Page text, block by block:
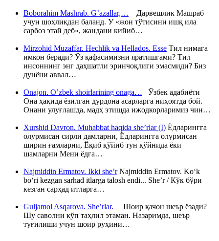
Boborahim Mashrab. G’azallar,… Дарвешлик Машраб
учун шоҳликдан баланд. У «жон тўтисини ишқ ила
сарбоз этай деб», жандани кийиб…
Mirzohid Muzaffar. Hechlik va Hellados. Esse Тил нимага
имкон беради? Ўз қафасимизни яратишгами? Тил
инсоннинг энг даҳшатли эринчоқлиги эмасмиди? Биз
дунёни аввал…
Onajon. O’zbek shoirlarining onaga… Ўзбек адабиёти
Она ҳақида ёзилган дурдона асарларга ниҳоятда бой.
Онани улуғлашда, мадҳ этишда ижодкорларимиз чин…
Xurshid Davron. Muhabbat haqida she’rlar (I) Ёдларингга
олурмисан сирли дамларни, Ёдларингга олурмисан
ширин ғамларни, Ёқиб қўйиб тун қўйнида ёки
шамларни Мени ёдга…
Najmiddin Ermatov. Ikki she’rNajmiddin Ermatov. Ko‘k
bo‘ri kezgan sarhad itlarga talosh endi... She’r / Кўк бўри
кезган сарҳад итларга…
Guljamol Asqarova. She’rlar. Шоир қачон шеър ёзади?
Шу саволни кўп таҳлил этаман. Назаримда, шеър
туғилиши учун шоир руҳини…